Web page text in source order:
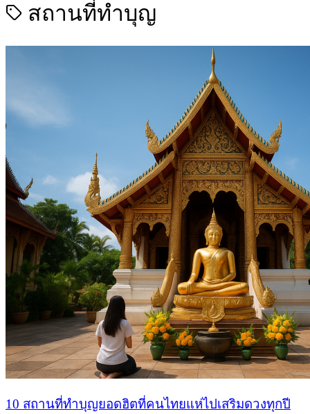
สถานที่ทำบุญ
10 สถานที่ทำบุญยอดฮิตที่คนไทยแห่ไปเสริมดวงทุกปี